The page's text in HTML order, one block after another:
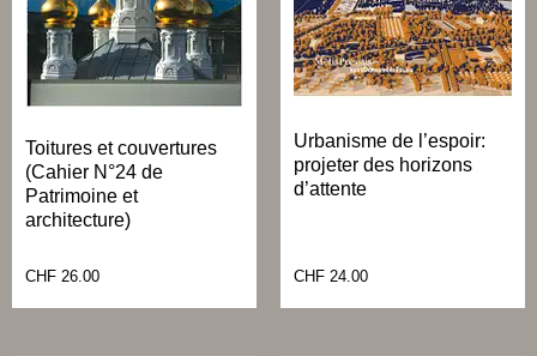
Toitures et couvertures
(Cahier N°24 de
Patrimoine et
architecture)
CHF 26.00
Urbanisme de l’espoir:
projeter des horizons
d’attente
CHF 24.00